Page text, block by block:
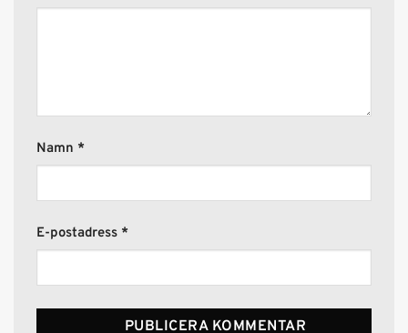
Namn *
E-postadress *